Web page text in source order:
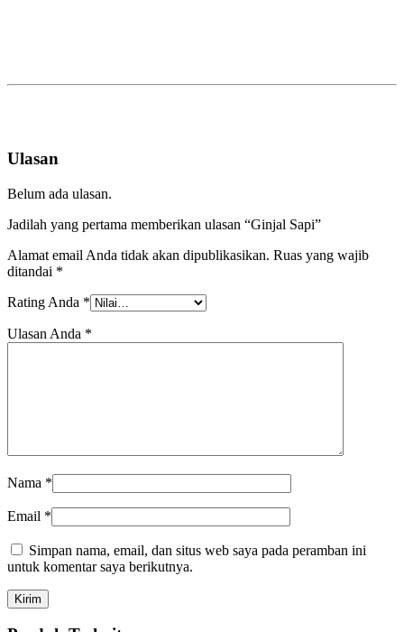
Ulasan
Belum ada ulasan.
Jadilah yang pertama memberikan ulasan “Ginjal Sapi”
Alamat email Anda tidak akan dipublikasikan. Ruas yang wajib
ditandai *
Rating Anda *
Ulasan Anda *
Nama *
Email *
Simpan nama, email, dan situs web saya pada peramban ini
untuk komentar saya berikutnya.